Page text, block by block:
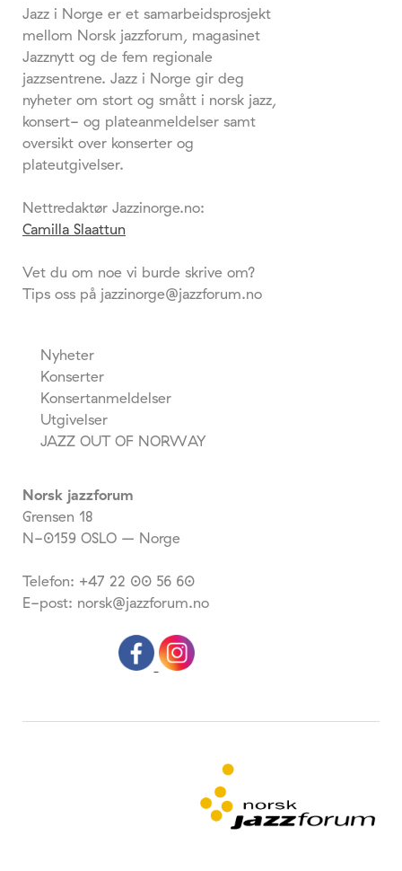
Jazz i Norge er et samarbeidsprosjekt
mellom Norsk jazzforum, magasinet
Jazznytt og de fem regionale
jazzsentrene. Jazz i Norge gir deg
nyheter om stort og smått i norsk jazz,
konsert- og plateanmeldelser samt
oversikt over konserter og
plateutgivelser.
Nettredaktør Jazzinorge.no:
Camilla Slaattun
Vet du om noe vi burde skrive om?
Tips oss på jazzinorge@jazzforum.no
Nyheter
Konserter
Konsertanmeldelser
Utgivelser
JAZZ OUT OF NORWAY
Norsk jazzforum
Grensen 18
N-0159 OSLO – Norge
Telefon: +47 22 00 56 60
E-post: norsk@jazzforum.no